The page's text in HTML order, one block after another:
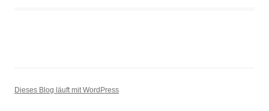
Dieses Blog läuft mit WordPress